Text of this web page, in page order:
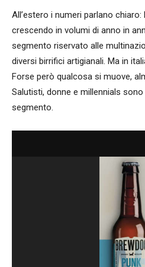
All’estero i numeri parlano
crescendo in volumi di anno in
segmento riservato alle
diversi birrifici artigianali. Ma in
Forse però qualcosa si muove,
Salutisti, donne e millennials
segmento.